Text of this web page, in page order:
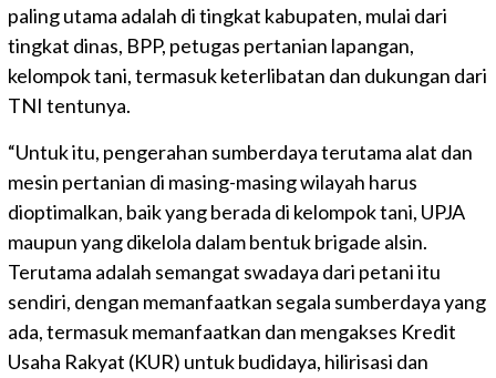
paling utama adalah di tingkat kabupaten, mulai dari
tingkat dinas, BPP, petugas pertanian lapangan,
kelompok tani, termasuk keterlibatan dan dukungan dari
TNI tentunya.
“Untuk itu, pengerahan sumberdaya terutama alat dan
mesin pertanian di masing-masing wilayah harus
dioptimalkan, baik yang berada di kelompok tani, UPJA
maupun yang dikelola dalam bentuk brigade alsin.
Terutama adalah semangat swadaya dari petani itu
sendiri, dengan memanfaatkan segala sumberdaya yang
ada, termasuk memanfaatkan dan mengakses Kredit
Usaha Rakyat (KUR) untuk budidaya, hilirisasi dan